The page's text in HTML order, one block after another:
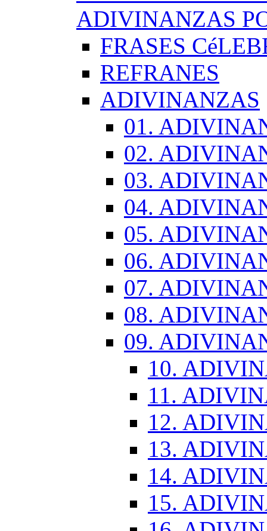
ADIVINANZAS
FRASES
REFRANES
ADIVINANZAS
01.
02.
03.
04.
05.
06.
07.
08.
09.
10.
11.
12.
13.
14.
15.